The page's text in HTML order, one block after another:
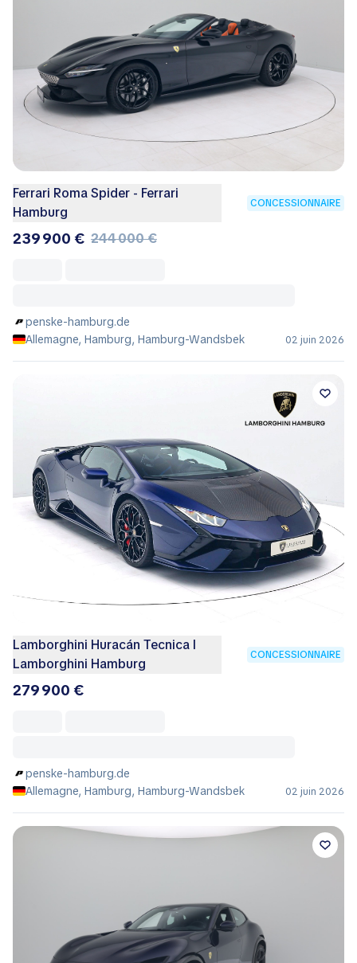
Ferrari Roma Spider - Ferrari
Hamburg
CONCESSIONNAIRE
239 900 € 244 000 €
penske-hamburg.de
Allemagne, Hamburg, Hamburg-Wandsbek
02 juin 2026
Lamborghini Huracán Tecnica I
Lamborghini Hamburg
CONCESSIONNAIRE
279 900 €
penske-hamburg.de
Allemagne, Hamburg, Hamburg-Wandsbek
02 juin 2026